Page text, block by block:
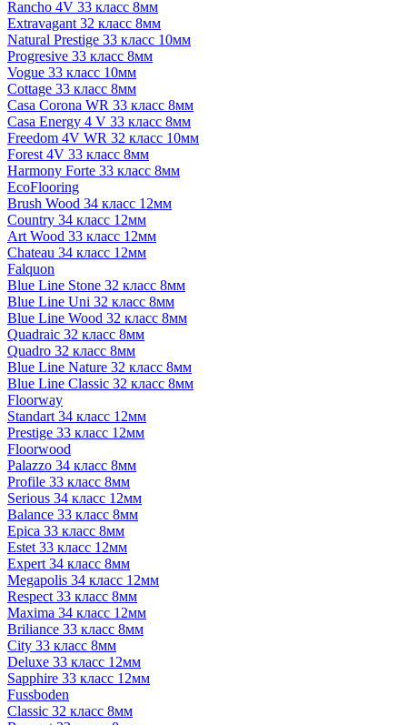
Rancho 4V 33 класс 8мм
Extravagant 32 класс 8мм
Natural Prestige 33 класс 10мм
Progresive 33 класс 8мм
Vogue 33 класс 10мм
Cottage 33 класс 8мм
Casa Corona WR 33 класс 8мм
Casa Energy 4 V 33 класс 8мм
Freedom 4V WR 32 класс 10мм
Forest 4V 33 класс 8мм
Harmony Forte 33 класс 8мм
EcoFlooring
Brush Wood 34 класс 12мм
Country 34 класс 12мм
Art Wood 33 класс 12мм
Chateau 34 класс 12мм
Falquon
Blue Line Stone 32 класс 8мм
Blue Line Uni 32 класс 8мм
Blue Line Wood 32 класс 8мм
Quadraic 32 класс 8мм
Quadro 32 класс 8мм
Blue Line Nature 32 класс 8мм
Blue Line Classic 32 класс 8мм
Floorway
Standart 34 класс 12мм
Prestige 33 класс 12мм
Floorwood
Palazzo 34 класс 8мм
Profile 33 класс 8мм
Serious 34 класс 12мм
Balance 33 класс 8мм
Epica 33 класс 8мм
Estet 33 класс 12мм
Expert 34 класс 8мм
Megapolis 34 класс 12мм
Respect 33 класс 8мм
Maxima 34 класс 12мм
Briliance 33 класс 8мм
City 33 класс 8мм
Deluxe 33 класс 12мм
Sapphire 33 класс 12мм
Fussboden
Classic 32 класс 8мм